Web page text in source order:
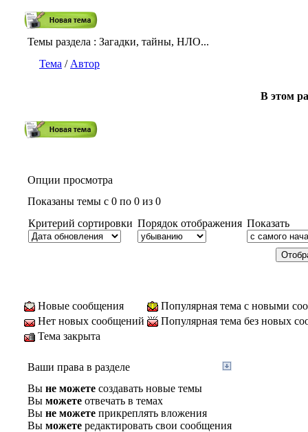
Темы раздела : Загадки, тайны, НЛО...
Тема / Автор
В этом
Опции просмотра
Показаны темы с 0 по 0 из 0
Критерий сортировки Порядок отображения Показать
Новые сообщения
Популярная тема с новыми
Нет новых сообщений
Популярная тема без новых
Тема закрыта
Ваши права в разделе
Вы не можете создавать новые темы
Вы можете отвечать в темах
Вы не можете прикреплять вложения
Вы можете редактировать свои сообщения